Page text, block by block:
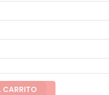
CARRITO